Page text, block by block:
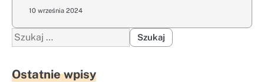
10 września 2024
Szukaj:
Ostatnie wpisy